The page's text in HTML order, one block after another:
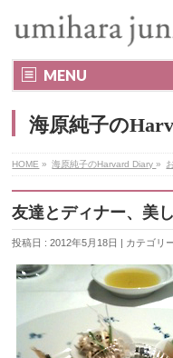
MENU
海原純子の
HOME » 海原純子のHarvard Diary»
友達とディナー、美
投稿日 : 2012年5月18日 | カテゴリ